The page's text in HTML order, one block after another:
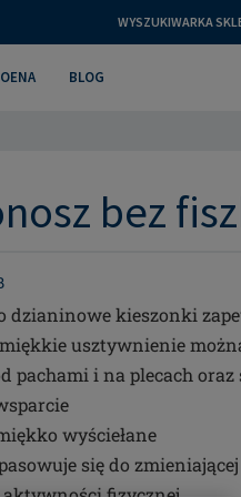
WYSZUKIWARKA
BLOG
bez
dzianinowe kieszonki
usztywnienie
pachami i na plecach oraz
wyściełane
się do